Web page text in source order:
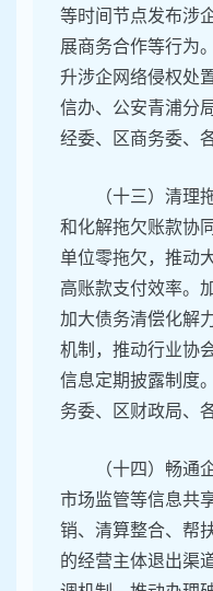
等时间节点发布涉
展商务合作等行为
升涉企网络侵权处
信办、公安青浦分
经委、区商务委、
（十三）清理
和化解拖欠账款协
单位零拖欠，推动
高账款支付效率。
加大债务清偿化解
机制，推动行业协
信息定期披露制度
务委、区财政局、
（十四）畅通
市场监管等信息共
销、清算整合、帮
的经营主体退出渠